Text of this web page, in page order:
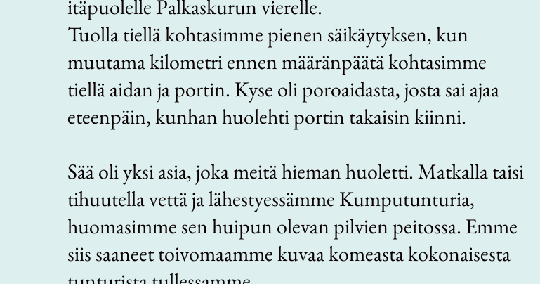
itäpuolelle Palkaskurun vierelle.
Tuolla tiellä kohtasimme pienen säikäytyksen, kun
muutama kilometri ennen määränpäätä kohtasimme
tiellä aidan ja portin. Kyse oli poroaidasta, josta sai ajaa
eteenpäin, kunhan huolehti portin takaisin kiinni.
Sää oli yksi asia, joka meitä hieman huoletti. Matkalla taisi
tihuutella vettä ja lähestyessämme Kumputunturia,
huomasimme sen huipun olevan pilvien peitossa. Emme
siis saaneet toivomaamme kuvaa komeasta kokonaisesta